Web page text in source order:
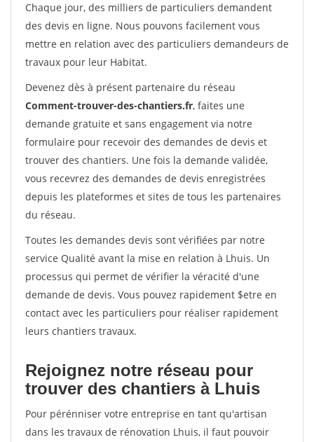
Chaque jour, des milliers de particuliers demandent
des devis en ligne. Nous pouvons facilement vous
mettre en relation avec des particuliers demandeurs de
travaux pour leur Habitat.
Devenez dès à présent partenaire du réseau
Comment-trouver-des-chantiers.fr, faites une
demande gratuite et sans engagement via notre
formulaire pour recevoir des demandes de devis et
trouver des chantiers. Une fois la demande validée,
vous recevrez des demandes de devis enregistrées
depuis les plateformes et sites de tous les partenaires
du réseau.
Toutes les demandes devis sont vérifiées par notre
service Qualité avant la mise en relation à Lhuis. Un
processus qui permet de vérifier la véracité d'une
demande de devis. Vous pouvez rapidement $etre en
contact avec les particuliers pour réaliser rapidement
leurs chantiers travaux.
Rejoignez notre réseau pour
trouver des chantiers à Lhuis
Pour pérénniser votre entreprise en tant qu'artisan
dans les travaux de rénovation Lhuis, il faut pouvoir